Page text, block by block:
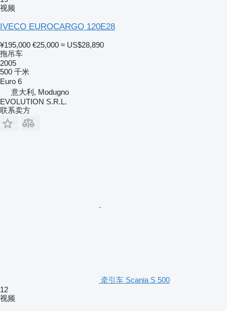
视频
IVECO EUROCARGO 120E28
¥195,000 €25,000 ≈ US$28,890
拖吊车
2005
500 千米
Euro 6
意大利, Modugno
EVOLUTION S.R.L.
联系卖方
牵引车 Scania S 500
12
视频